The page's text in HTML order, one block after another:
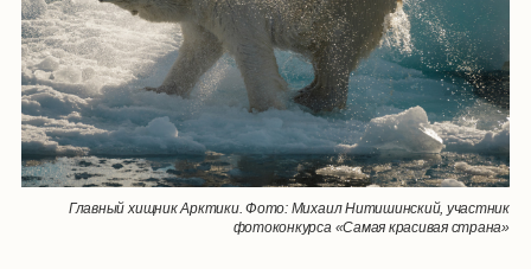
Главный хищник Арктики. Фото: Михаил Нитишинский, участник
фотоконкурса «Самая красивая страна»